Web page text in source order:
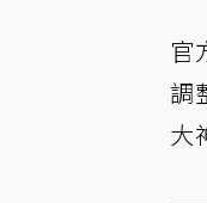
官
調
大